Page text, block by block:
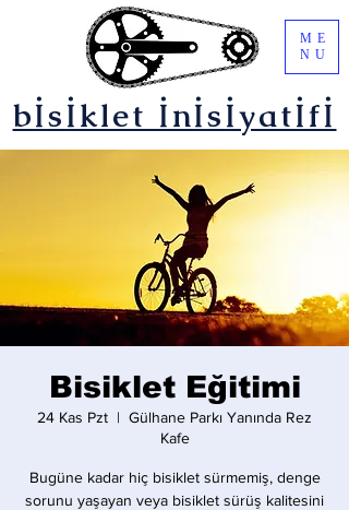
bİsİklet İnİsİyatİfİ
ME
NU
Bisiklet Eğitimi
24 Kas Pzt
  |
Gülhane Parkı Yanında Rez
Kafe
Bugüne kadar hiç bisiklet sürmemiş, denge
sorunu yaşayan veya bisiklet sürüş kalitesini